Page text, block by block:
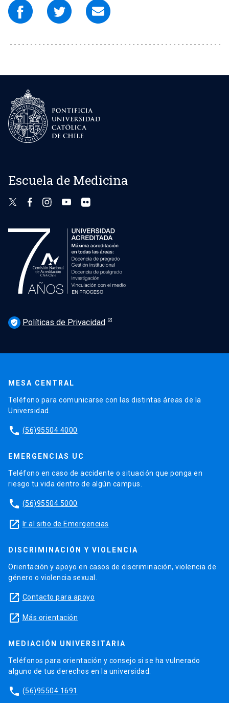
Escuela de Medicina
verified_user Políticas de Privacidad
MESA CENTRAL
Teléfono para comunicarse con las distintas áreas de la
Universidad.
phone (56)95504 4000
EMERGENCIAS UC
Teléfono en caso de accidente o situación que ponga en
riesgo tu vida dentro de algún campus.
phone (56)95504 5000
launch Ir al sitio de Emergencias
DISCRIMINACIÓN Y VIOLENCIA
Orientación y apoyo en casos de discriminación, violencia de
género o violencia sexual.
launch Contacto para apoyo
launch Más orientación
MEDIACIÓN UNIVERSITARIA
Teléfonos para orientación y consejo si se ha vulnerado
alguno de tus derechos en la universidad.
phone (56)95504 1691